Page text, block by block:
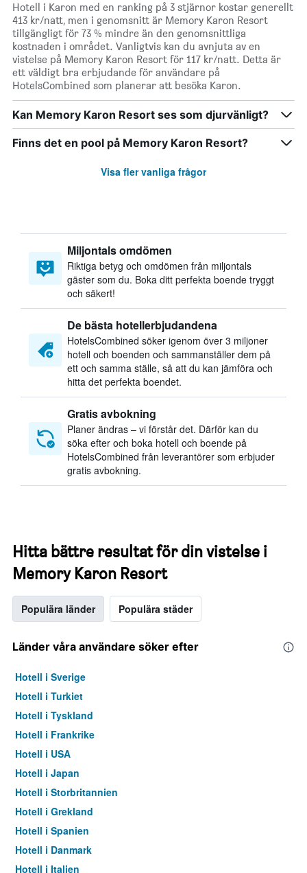
Hotell i Karon med en ranking på 3 stjärnor kostar generellt
413 kr/natt, men i genomsnitt är Memory Karon Resort
tillgängligt för 73 % mindre än den genomsnittliga
kostnaden i området. Vanligtvis kan du avnjuta av en
vistelse på Memory Karon Resort för 117 kr/natt. Detta är
ett väldigt bra erbjudande för användare på
HotelsCombined som planerar att besöka Karon.
Kan Memory Karon Resort ses som djurvänligt?
Finns det en pool på Memory Karon Resort?
Visa fler vanliga frågor
Miljontals omdömen
Riktiga betyg och omdömen från miljontals
gäster som du. Boka ditt perfekta boende tryggt
och säkert!
De bästa hotellerbjudandena
HotelsCombined söker igenom över 3 miljoner
hotell och boenden och sammanställer dem på
ett och samma ställe, så att du kan jämföra och
hitta det perfekta boendet.
Gratis avbokning
Planer ändras – vi förstår det. Därför kan du
söka efter och boka hotell och boende på
HotelsCombined från leverantörer som erbjuder
gratis avbokning.
Hitta bättre resultat för din vistelse i
Memory Karon Resort
Populära länder Populära städer
Länder våra användare söker efter
Hotell i Sverige
Hotell i Turkiet
Hotell i Tyskland
Hotell i Frankrike
Hotell i USA
Hotell i Japan
Hotell i Storbritannien
Hotell i Grekland
Hotell i Spanien
Hotell i Danmark
Hotell i Italien